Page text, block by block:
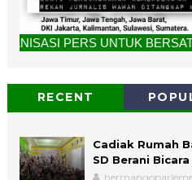
UNTUK BERSATU. "Tolak
RECENT
Cadiak Rumah
SD Berani